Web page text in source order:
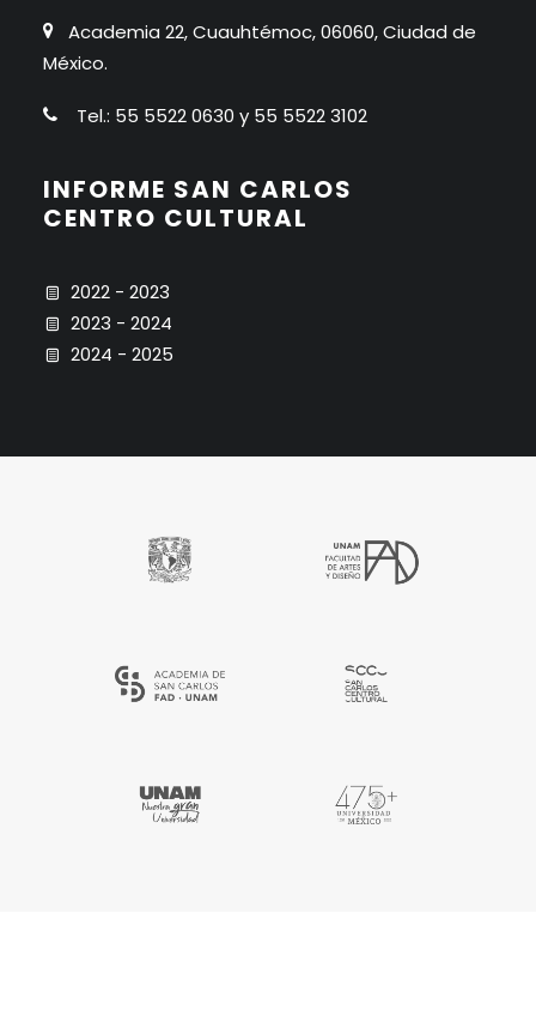
Academia 22, Cuauhtémoc, 06060, Ciudad de
México.
Tel.: 55 5522 0630 y 55 5522 3102
INFORME SAN CARLOS
CENTRO CULTURAL
2022 - 2023
2023 - 2024
2024 - 2025